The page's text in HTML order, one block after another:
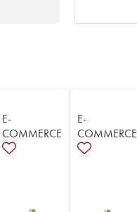
E-
COMMERCE
E-
COMMERCE